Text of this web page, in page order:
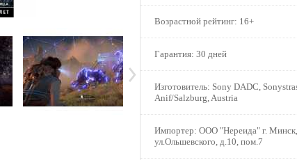
Возрастной рейтинг: 16+
Гарантия: 30 дней
Изготовитель: Sony DADC,
Anif/Salzburg, Austria
Импортер: ООО "Нереида" г. Минск,
ул.Ольшевского, д.10, пом.7